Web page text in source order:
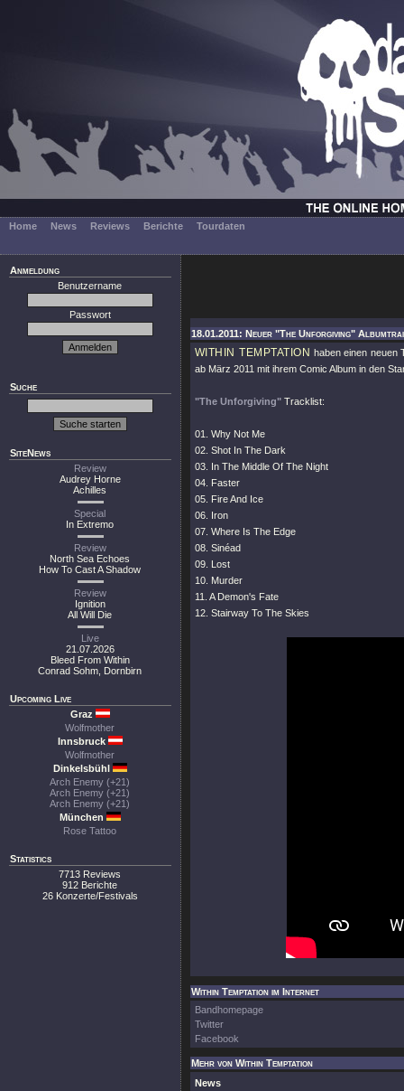
Home News Reviews Berichte Tourdaten
Anmeldung
Benutzername
Passwort
Suche
SiteNews
Review
Audrey Horne
Achilles
Special
In Extremo
Review
North Sea Echoes
How To Cast A Shadow
Review
Ignition
All Will Die
Live
21.07.2026
Bleed From Within
Conrad Sohm, Dornbirn
Upcoming Live
Graz
Wolfmother
Innsbruck
Wolfmother
Dinkelsbühl
Arch Enemy (+21)
Arch Enemy (+21)
Arch Enemy (+21)
München
Rose Tattoo
Statistics
7713 Reviews
912 Berichte
26 Konzerte/Festivals
18.01.2011: Neuer "The Unforgiving"
WITHIN TEMPTATION haben einen neuen
ab März 2011 mit ihrem Comic Album in den
"The Unforgiving" Tracklist:
01. Why Not Me
02. Shot In The Dark
03. In The Middle Of The Night
04. Faster
05. Fire And Ice
06. Iron
07. Where Is The Edge
08. Sinéad
09. Lost
10. Murder
11. A Demon's Fate
12. Stairway To The Skies
Within Temptation im Internet
Bandhomepage
Twitter
Facebook
Mehr von Within Temptation
News